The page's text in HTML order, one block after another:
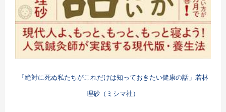
『絶対に死ぬ私たちがこれだけは知っておきたい健康の話」若林
理砂（ミシマ社）